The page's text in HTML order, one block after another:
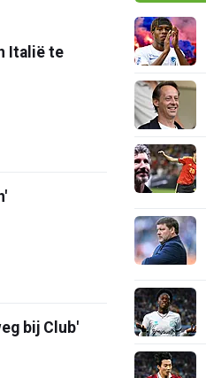
Italië te
bij Club'